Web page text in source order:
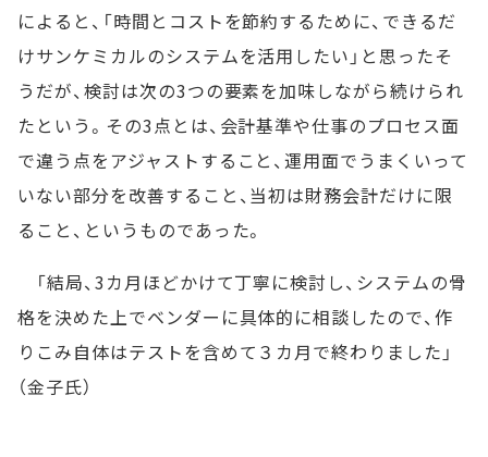
によると、「時間とコストを節約するために、できるだ
けサンケミカルのシステムを活用したい」と思ったそ
うだが、検討は次の3つの要素を加味しながら続けられ
たという。その3点とは、会計基準や仕事のプロセス面
で違う点をアジャストすること、運用面でうまくいって
いない部分を改善すること、当初は財務会計だけに限
ること、というものであった。
「結局、3カ月ほどかけて丁寧に検討し、システムの骨
格を決めた上でベンダーに具体的に相談したので、作
りこみ自体はテストを含めて３カ月で終わりました」
（金子氏）